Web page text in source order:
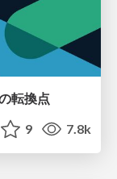
転換点
9 7.8k